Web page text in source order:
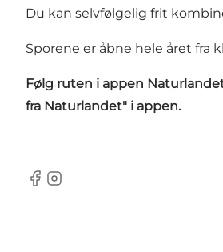
Du kan selvfølgelig frit
Sporene er åbne hele året fra
Følg ruten i appen
fra Naturlandet" i appen.
Facebook
Instagram